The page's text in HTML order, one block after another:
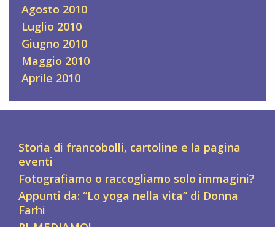
Agosto 2010
Luglio 2010
Giugno 2010
Maggio 2010
Aprile 2010
Storia di francobolli, cartoline e la pagina
eventi
Fotografiamo o raccogliamo solo immagini?
Appunti da: “Lo yoga nella vita” di Donna
Farhi